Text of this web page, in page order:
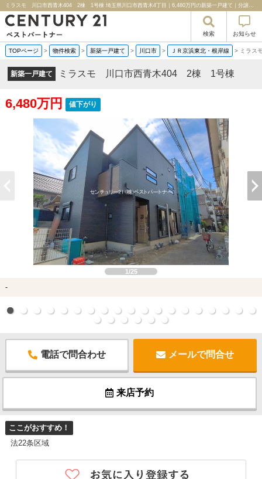
ミラスモ 川口市西青木404 2棟 1号棟 埼玉県川口市西青木4丁目｜6,480万円の新築一戸建て｜分譲住宅や新築物件｜センチュリー２１ベストパートナー
検索 お知らせ
TOPページ > 物件検索 > 新築一戸建て > 川口市 > ＪＲ京浜東北・根岸線 > ミラス
新築一戸建て ミラスモ 川口市西青木404 2棟 1号棟
6,480万円 値下がり
1/25
-
電話で問合わせ メールで問合せ
来店予約
ここがおすすめ！
法22条区域